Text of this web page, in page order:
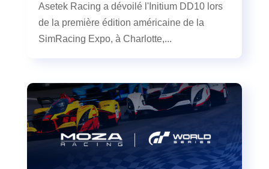
Asetek Racing a dévoilé l'Initium DD10 lors
de la première édition américaine de la
SimRacing Expo, à Charlotte,...